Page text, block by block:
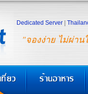
"จองง่าย ไม่ผ่าน
Dedicated Server